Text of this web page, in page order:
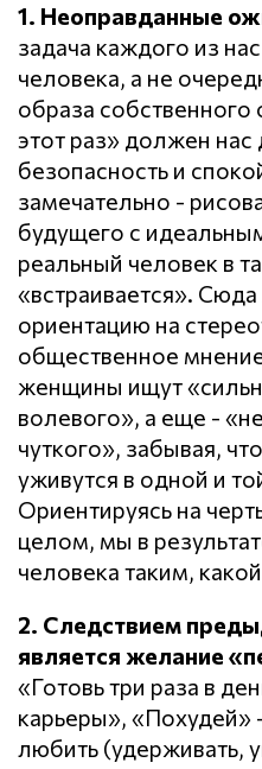
1. Неоправданные
задача каждого из
человека, а не
образа собственного
этот раз» должен
безопасность и
замечательно -
будущего с
реальный человек в
«встраивается».
ориентацию на
общественное
женщины ищут
волевого», а еще -
чуткого», забывая,
уживутся в одной и
Ориентируясь на
целом, мы в
человека таким,
2. Следствием
является желание
«Готовь три раза в
карьеры», «Похудей»
любить (удерживать,